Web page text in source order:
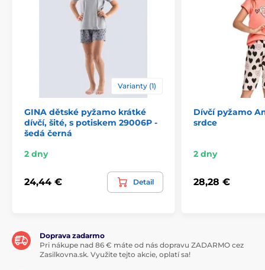
Varianty (1)
GINA dětské pyžamo krátké
dívčí, šité, s potiskem 29006P -
šedá černá
2 dny
24,44 € Detail
Dívčí pyžamo
srdce
2 dny
28,28 €
Doprava zadarmo
Pri nákupe nad 86 € máte od nás dopravu ZADARMO cez
Zasilkovna.sk. Využite tejto akcie, oplatí sa!